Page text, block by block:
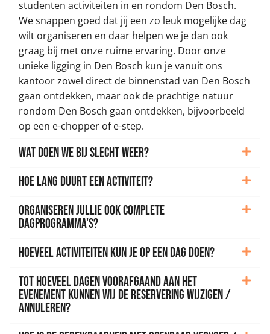
studenten activiteiten in en rondom Den Bosch.
We snappen goed dat jij een zo leuk mogelijke dag
wilt organiseren en daar helpen we je dan ook
graag bij met onze ruime ervaring. Door onze
unieke ligging in Den Bosch kun je vanuit ons
kantoor zowel direct de binnenstad van Den Bosch
gaan ontdekken, maar ook de prachtige natuur
rondom Den Bosch gaan ontdekken, bijvoorbeeld
op een e-chopper of e-step.
Wat doen we bij slecht weer?
Hoe lang duurt een activiteit?
Organiseren jullie ook complete
dagprogramma's?
Hoeveel activiteiten kun je op een dag doen?
Tot hoeveel dagen voorafgaand aan het
evenement kunnen wij de reservering wijzigen /
annuleren?